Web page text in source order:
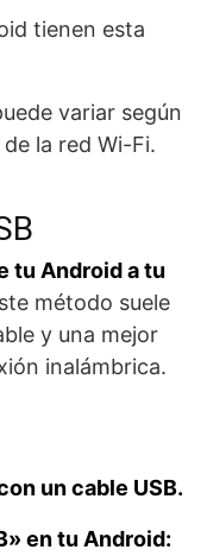
tienen esta
variar según
la red Wi-Fi.
tu Android a tu
método suele
y una mejor
inalámbrica.
un cable USB.
en tu Android: